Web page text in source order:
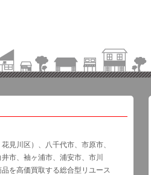
見川区）、八千代市、市原市、
市、袖ヶ浦市、浦安市、市川
を高価買取する総合型リユース